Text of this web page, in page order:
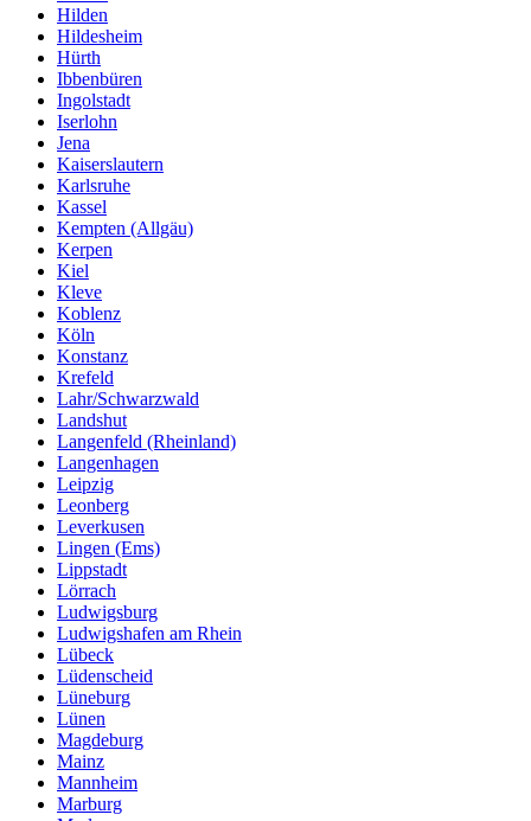
Hilden
Hildesheim
Hürth
Ibbenbüren
Ingolstadt
Iserlohn
Jena
Kaiserslautern
Karlsruhe
Kassel
Kempten (Allgäu)
Kerpen
Kiel
Kleve
Koblenz
Köln
Konstanz
Krefeld
Lahr/Schwarzwald
Landshut
Langenfeld (Rheinland)
Langenhagen
Leipzig
Leonberg
Leverkusen
Lingen (Ems)
Lippstadt
Lörrach
Ludwigsburg
Ludwigshafen am Rhein
Lübeck
Lüdenscheid
Lüneburg
Lünen
Magdeburg
Mainz
Mannheim
Marburg